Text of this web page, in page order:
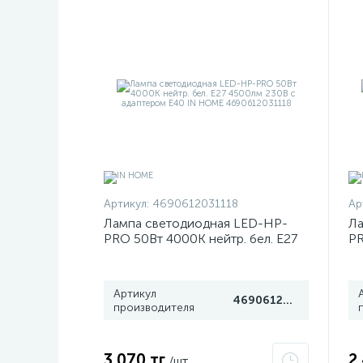
Артикул: 4690612031118
Лампа светодиодная LED-HP-
PRO 50Вт 4000К нейтр. бел. E27
Артикул
производителя
4690612031118